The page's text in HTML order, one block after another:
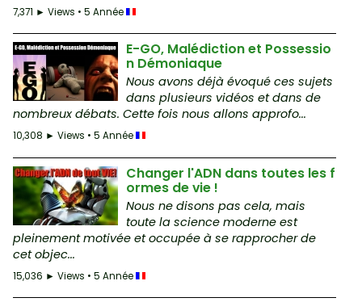
7,371 ► Views • 5 Année
E-GO, Malédiction et Possessio
n Démoniaque
Nous avons déjà évoqué ces sujets
dans plusieurs vidéos et dans de
nombreux débats. Cette fois nous allons approfo...
10,308 ► Views • 5 Année
Changer l'ADN dans toutes les f
ormes de vie !
Nous ne disons pas cela, mais
toute la science moderne est
pleinement motivée et occupée à se rapprocher de
cet objec...
15,036 ► Views • 5 Année